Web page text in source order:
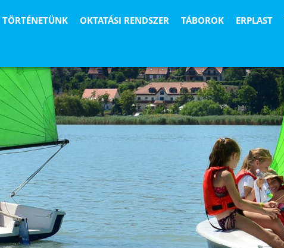
TÖRTÉNETÜNK OKTATÁSI RENDSZER TÁBOROK ERPLAST